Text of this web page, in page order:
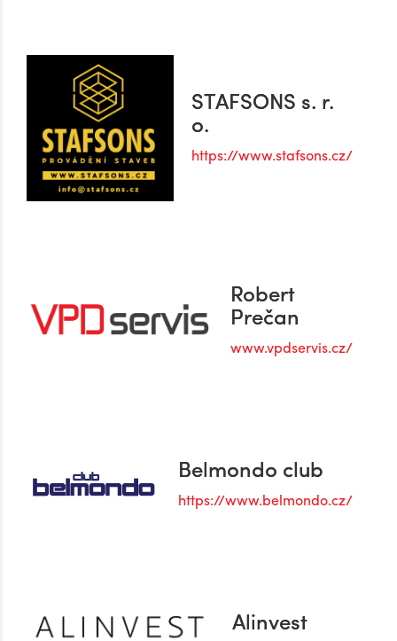
STAFSONS s. r.
o.
https://www.stafsons.cz/
Robert
Prečan
www.vpdservis.cz/
Belmondo club
https://www.belmondo.cz/
Alinvest